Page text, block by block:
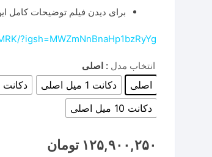
برای دیدن فیلم توضیحات کامل
?igsh=MWZmNnBnaHp1bzRyYg==
انتخاب مدل : اصلی
اصلی دکانت 1 میل اصلی دکانت 3 میل اصلی
دکانت 10 میل اصلی
۱۲۵,۹۰۰,۲۵۰ تومان